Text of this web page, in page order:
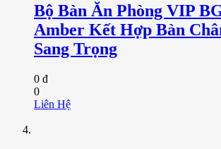
Bộ Bàn Ăn Phòng VIP
Amber Kết Hợp Bàn
Sang Trọng
0 đ
0
Liên Hệ